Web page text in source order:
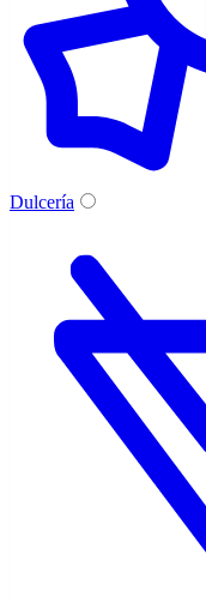
Dulcería